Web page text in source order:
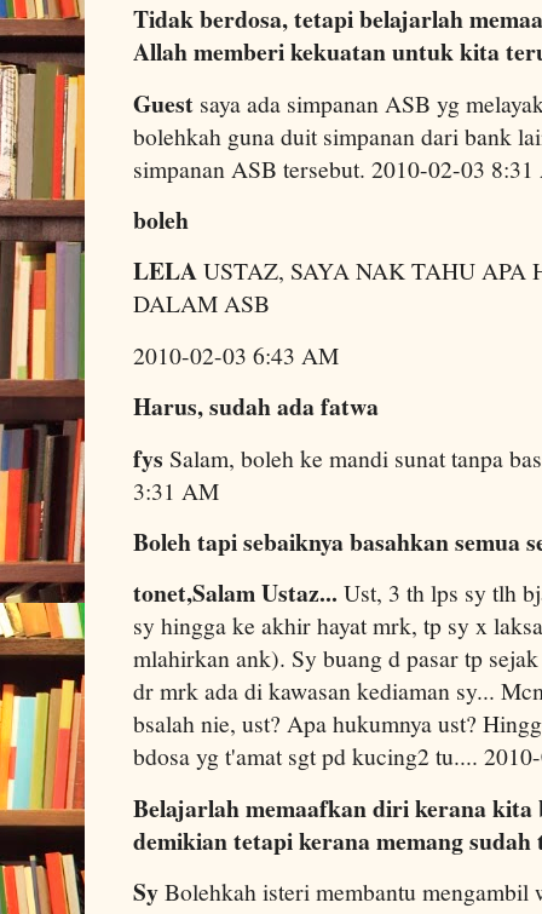
Tidak berdosa, tetapi belajarlah
Allah memberi kekuatan untuk kita
Guest saya ada simpanan ASB yg
bolehkah guna duit simpanan dari bank
simpanan ASB tersebut. 2010-02-03
boleh
LELAUSTAZ, SAYA NAK TAHU APA
DALAM ASB
2010-02-03 6:43 AM
Harus, sudah ada fatwa
fys Salam, boleh ke mandi sunat tanpa
3:31 AM
Boleh tapi sebaiknya basahkan semua
tonet,Salam Ustaz... Ust, 3 th lps sy tlh
sy hingga ke akhir hayat mrk, tp sy x
mlahirkan ank). Sy buang d pasar tp
dr mrk ada di kawasan kediaman sy...
bsalah nie, ust? Apa hukumnya ust?
bdosa yg t'amat sgt pd kucing2 tu....
Belajarlah memaafkan diri kerana kita
demikian tetapi kerana memang
SyBolehkah isteri membantu